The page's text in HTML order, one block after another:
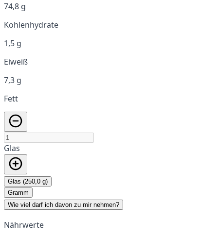
74,8 g
Kohlenhydrate
1,5 g
Eiweiß
7,3 g
Fett
Glas
Glas (250,0 g)
Gramm
Wie viel darf ich davon zu mir nehmen?
Nährwerte